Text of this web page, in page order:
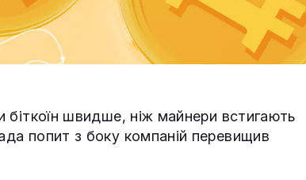
біткоїн швидше, ніж майнери встигають
попит з боку компаній перевищив